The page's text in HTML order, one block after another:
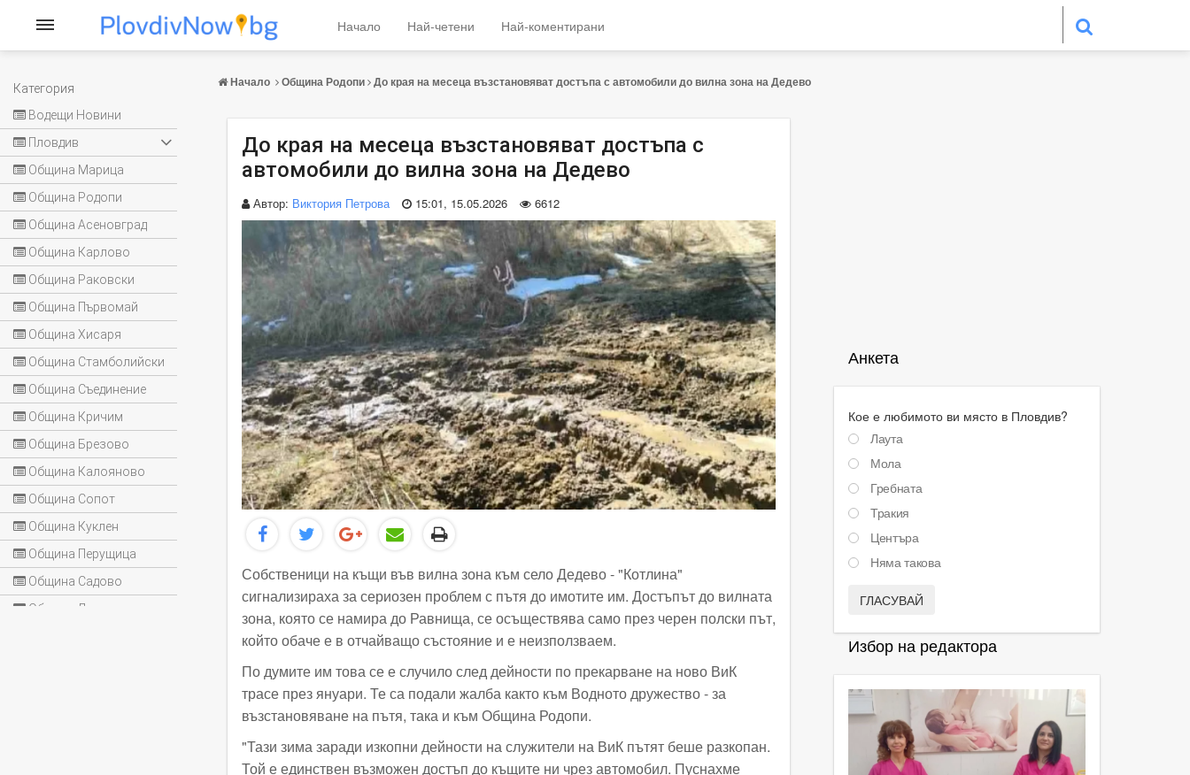
Категория
Водещи Новини
Пловдив
Община Марица
Община Родопи
Община Асеновград
Община Карлово
Община Раковски
Община Първомай
Община Хисаря
Община Стамболийски
Община Съединение
Община Кричим
Община Брезово
Община Калояново
Община Сопот
Община Куклен
Община Перущица
Община Садово
Община Лъки
Начало Най-четени Най-коментирани
Начало Община Родопи До края на месеца възстановяват достъпа с автомобили до вилна зона на Дедево
До края на месеца възстановяват достъпа с
автомобили до вилна зона на Дедево
Автор: Виктория Петрова 15:01, 15.05.2026 6612
Собственици на къщи във вилна зона към село Дедево - "Котлина"
сигнализираха за сериозен проблем с пътя до имотите им. Достъпът до вилната
зона, която се намира до Равнища, се осъществява само през черен полски път,
който обаче е в отчайващо състояние и е неизползваем.
По думите им това се е случило след дейности по прекарване на ново ВиК
трасе през януари. Те са подали жалба както към Водното дружество - за
възстановяване на пътя, така и към Община Родопи.
"Тази зима заради изкопни дейности на служители на ВиК пътят беше разкопан.
Той е единствен възможен достъп до къщите ни чрез автомобил. Пуснахме
Анкета
Кое е любимото ви място в Пловдив?
Лаута
Мола
Гребната
Тракия
Центъра
Няма такова
ГЛАСУВАЙ
Избор на редактора